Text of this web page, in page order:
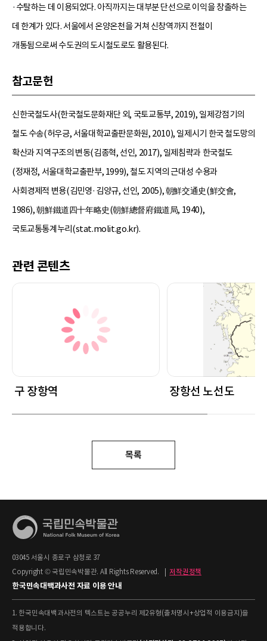
·수탈하는 데 이용되었다. 아직까지는 대부분 단선으로 이익을 창출하는
데 한계가 있다. 서울에서 온양온천을 거쳐 신창역까지 전철이
개통됨으로써 수도권의 도시철도로도 활용된다.
참고문헌
신한국철도사(한국철도문화재단 외, 국토교통부, 2019), 일제강점기의
철도 수송(허우긍, 서울대학교출판문화원, 2010), 일제시기 한국 철도망의
확산과 지역구조의 변동(김종혁, 선인, 2017), 일제침략과 한국철도
(정재정, 서울대학교출판부, 1999), 철도 지역의 근대성 수용과
사회경제적 변용(김민영·김양규, 선인, 2005), 朝鮮交通史(鮮交會,
1986), 朝鮮鐵道四十年略史(朝鮮總督府鐵道局, 1940),
국토교통통계누리(stat.molit.go.kr).
관련 콘텐츠
구 장항역 장항선 노선도
목록
03045 서울시 종로구 삼청로 37
Copyright © 국립민속박물관. All Rights Reserved.
저작권정책
한국민속대백과사전 자료 이용 안내
1. 한국민속대백과사전의 텍스트는 공공누리 제2유형(출처명시+상업적 이용금지)을
적용합니다.